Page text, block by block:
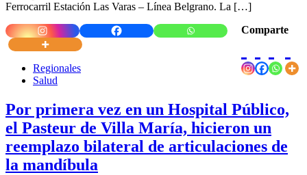
Ferrocarril Estación Las Varas – Línea Belgrano. La […]
Comparte
Regionales
Salud
Por primera vez en un Hospital Público,
el Pasteur de Villa María, hicieron un
reemplazo bilateral de articulaciones de
la mandíbula